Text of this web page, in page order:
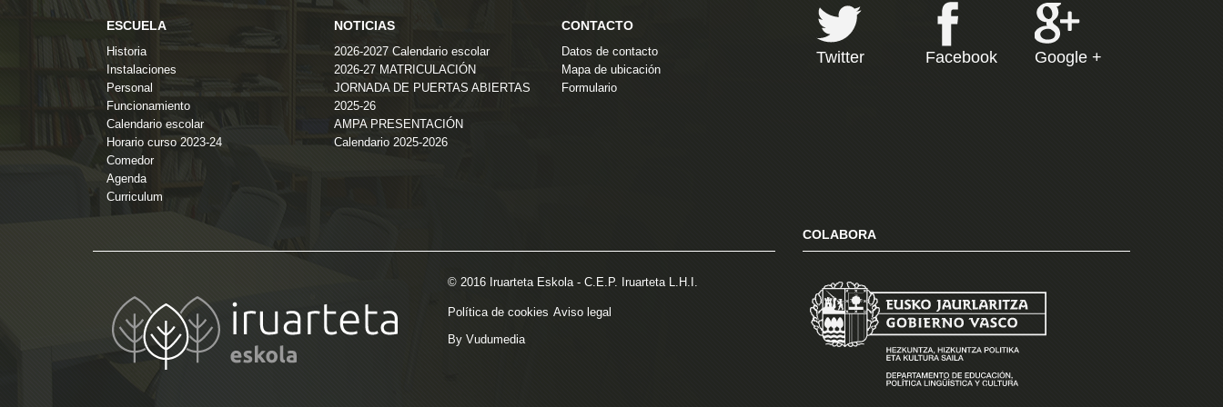
ESCUELA
Historia
Instalaciones
Personal
Funcionamiento
Calendario escolar
Horario curso 2023-24
Comedor
Agenda
Curriculum
NOTICIAS
2026-2027 Calendario escolar
2026-27 MATRICULACIÓN
JORNADA DE PUERTAS ABIERTAS
2025-26
AMPA PRESENTACIÓN
Calendario 2025-2026
CONTACTO
Datos de contacto
Mapa de ubicación
Formulario
Twitter Facebook Google +
© 2016 Iruarteta Eskola - C.E.P. Iruarteta L.H.I.
Política de cookies Aviso legal
By Vudumedia
COLABORA